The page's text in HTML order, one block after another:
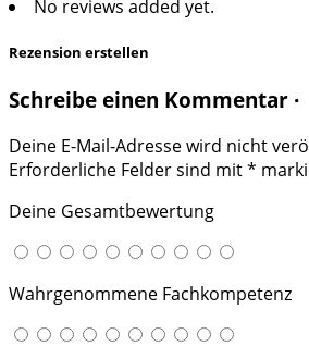
No reviews added yet.
Rezension erstellen
Schreibe einen Kommentar ·
Deine E-Mail-Adresse wird nicht
Erforderliche Felder sind mit*
Deine Gesamtbewertung
Wahrgenommene Fachkompetenz